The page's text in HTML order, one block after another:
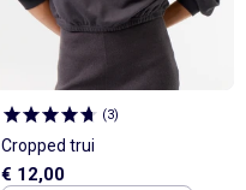
(3)
Cropped trui
€ 12,00